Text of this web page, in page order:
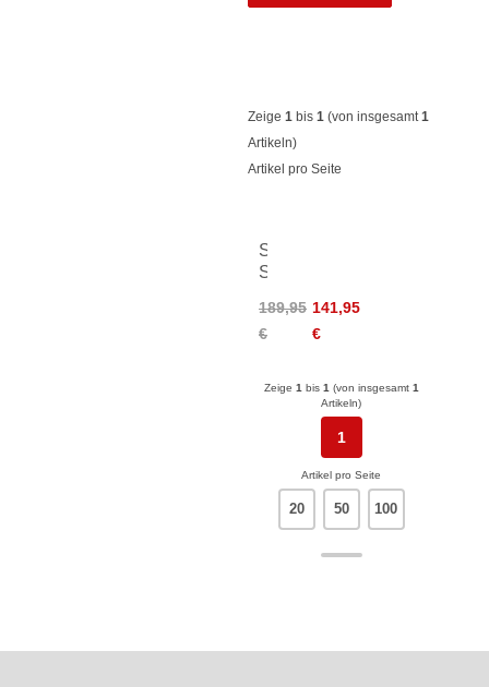
Zeige 1 bis 1 (von insgesamt1
Artikeln)
Artikel pro Seite
Salomon
S/MAX
Click
189,95
€
141,95
€
Zeige 1 bis 1 (von insgesamt 1
Artikeln)
1
Artikel pro Seite
20 50 100